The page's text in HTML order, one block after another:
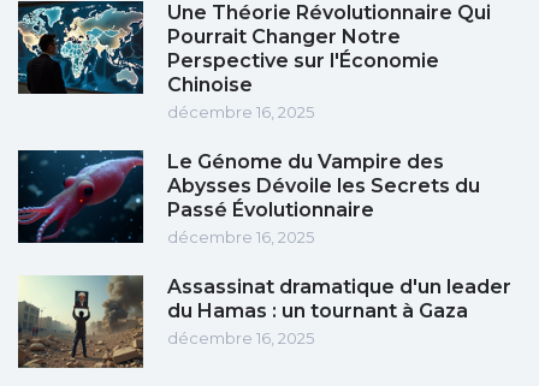
Une Théorie Révolutionnaire Qui
Pourrait Changer Notre
Perspective sur l'Économie
Chinoise
décembre 16, 2025
Le Génome du Vampire des
Abysses Dévoile les Secrets du
Passé Évolutionnaire
décembre 16, 2025
Assassinat dramatique d'un leader
du Hamas : un tournant à Gaza
décembre 16, 2025